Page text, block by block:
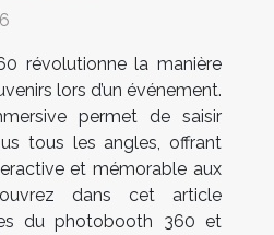
révolutionne la manière
lors d’un événement.
permet de saisir
tous les angles, offrant
et mémorable aux
dans cet article
du photobooth 360 et